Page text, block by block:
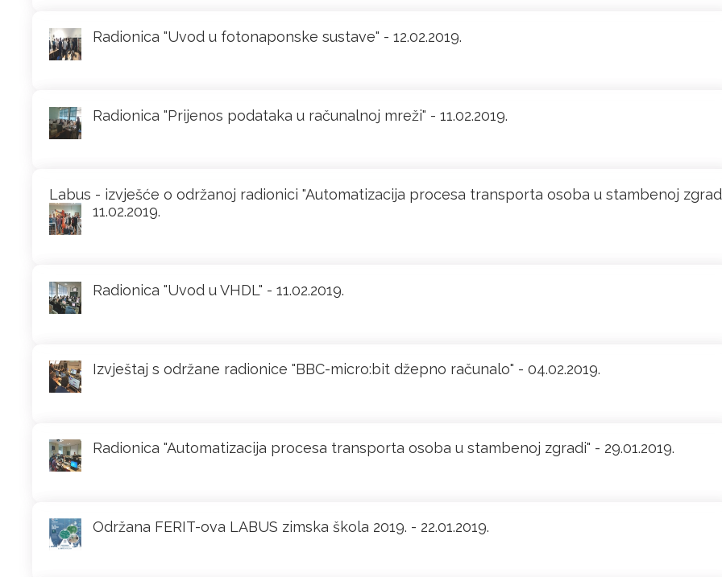
Radionica "Uvod u fotonaponske sustave" - 12.02.2019.
Radionica "Prijenos podataka u računalnoj mreži" - 11.02.2019.
Labus - izvješće o održanoj radionici "Automatizacija procesa transporta osoba u stambenoj
11.02.2019.
Radionica "Uvod u VHDL" - 11.02.2019.
Izvještaj s održane radionice "BBC-micro:bit džepno računalo" - 04.02.2019.
Radionica "Automatizacija procesa transporta osoba u stambenoj zgradi" - 29.01.2019.
Održana FERIT-ova LABUS zimska škola 2019. - 22.01.2019.